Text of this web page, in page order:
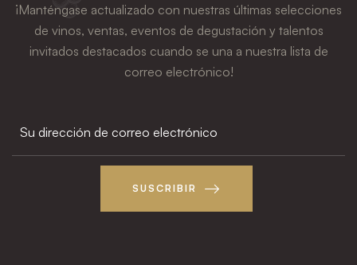
¡Manténgase actualizado con nuestras últimas selecciones
de vinos, ventas, eventos de degustación y talentos
invitados destacados cuando se una a nuestra lista de
correo electrónico!
SUSCRIBIR